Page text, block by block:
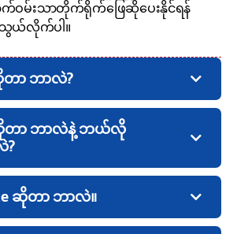
က်ဝမ်းသာတိုက်ရိုက်ဖြေဆိုပေးနိုင်ရန်
လိုက်ပါ။
တာ ဘာလဲ?
ဆိုတာ ဘာလဲနဲ့ ဘယ်လို
?
ဆိုတာ ဘာလဲ။